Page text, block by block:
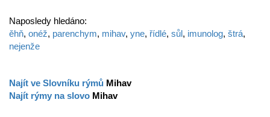
Naposledy hledáno:
ěhň, onéž, parenchym, mihav, yne, řídlé, sůl, imunolog, štrá,
nejenže
Najít ve Slovníku rýmů Mihav
Najít rýmy na slovo Mihav